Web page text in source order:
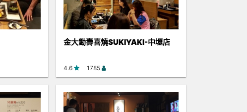
金大鋤壽喜燒SUKIYAKI-中壢店
4.6 1785